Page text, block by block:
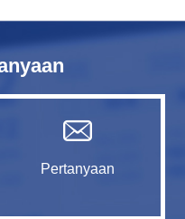
Pertanyaan